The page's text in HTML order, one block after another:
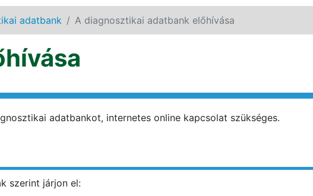
adatbank A diagnosztikai adatbank előhívása
adatbankot, internetes online kapcsolat szükséges.
szerint járjon el: